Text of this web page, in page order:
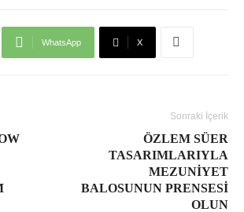
WhatsApp X
Sonraki İçerik
ÖZLEM SÜER
TASARIMLARIYLA
MEZUNIYET
BALOSUNUN PRENSESI
OLUN